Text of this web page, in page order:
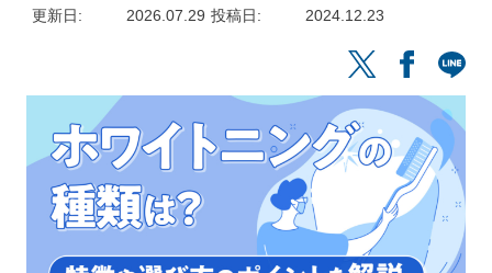
更新日 2026.07.29 投稿日 2024.12.23